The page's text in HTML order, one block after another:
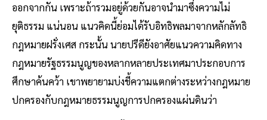
ออกจากกัน เพราะถ้ารวมอยู่ด้วยกันอาจนำมาซึ่งความไม่
ยุติธรรม แน่นอน แนวคิดนี้ย่อมได้รับอิทธิพลมาจากหลักลัทธิ
กฎหมายฝรั่งเศส กระนั้น นายปรีดียังอาศัยแนวความคิดทาง
กฎหมายรัฐธรรมนูญของหลากหลายประเทศมาประกอบการ
ศึกษาค้นคว้า เขาพยายามบ่งชี้ความแตกต่างระหว่างกฎหมาย
ปกครองกับกฎหมายธรรมนูญการปกครองแผ่นดินว่า